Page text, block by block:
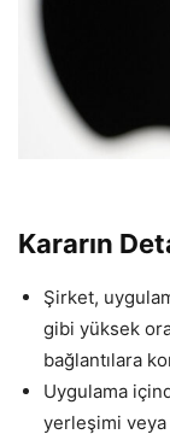
Kararın
Şirket,
gibi yüksek
bağlantılara
Uygulama
yerleşimi veya